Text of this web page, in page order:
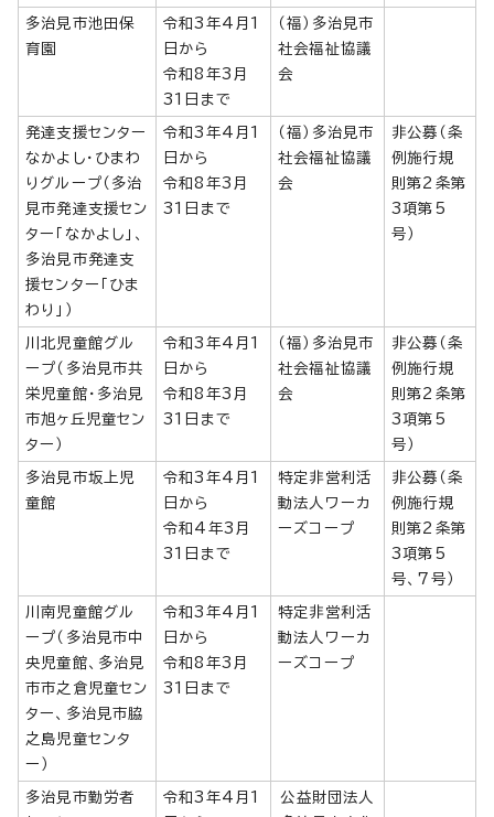
多治見市池田保
育園
令和3年4月1
日から
令和8年3月
31日まで
（福）多治見市
社会福祉協議
会
発達支援センター
なかよし・ひまわ
りグループ（多治
見市発達支援セン
ター「なかよし」、
多治見市発達支
援センター「ひま
わり」）
令和3年4月1
日から
令和8年3月
31日まで
（福）多治見市
社会福祉協議
会
非公募（条
例施行規
則第2条第
3項第5
号）
川北児童館グル
ープ（多治見市共
栄児童館・多治見
市旭ヶ丘児童セン
ター）
令和3年4月1
日から
令和8年3月
31日まで
（福）多治見市
社会福祉協議
会
非公募（条
例施行規
則第2条第
3項第5
号）
多治見市坂上児
童館
令和3年4月1
日から
令和4年3月
31日まで
特定非営利活
動法人ワーカ
ーズコープ
非公募（条
例施行規
則第2条第
3項第5
号、7号）
川南児童館グル
ープ（多治見市中
央児童館、多治見
市市之倉児童セン
ター、多治見市脇
之島児童センタ
ー）
令和3年4月1
日から
令和8年3月
31日まで
特定非営利活
動法人ワーカ
ーズコープ
多治見市勤労者
令和3年4月1
公益財団法人